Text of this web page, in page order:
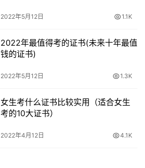
2022年5月12日 1.1K
2022年最值得考的证书(未来十年最值
钱的证书)
2022年5月12日 1.3K
女生考什么证书比较实用（适合女生
考的10大证书）
2022年4月12日 4.1K